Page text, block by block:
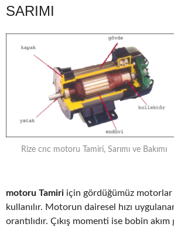
SARIMI
Rize cnc motoru Tamiri, Sarımı ve Bakımı
motoru Tamiri için gördüğümüz
kullanılır. Motorun dairesel hızı
orantılıdır. Çıkış momenti ise bobin